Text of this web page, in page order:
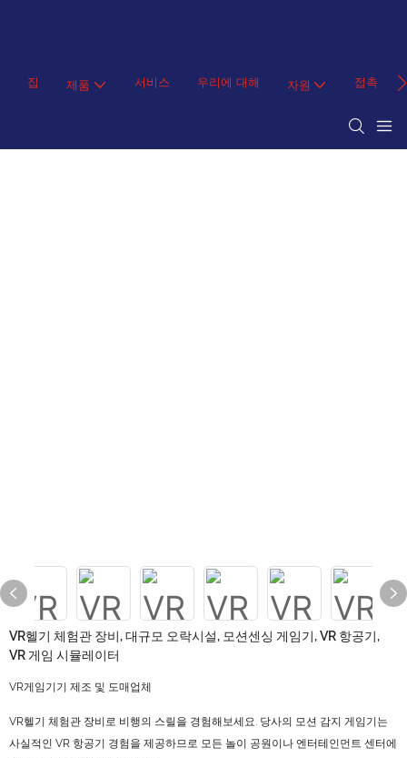
집 제품 서비스 우리에 대해 자원 접촉
VR헬기 체험관 장비, 대규모 오락시설, 모션센싱 게임기, VR 항공기,
VR 게임 시뮬레이터
VR게임기기 제조 및 도매업체
VR헬기 체험관 장비로 비행의 스릴을 경험해보세요. 당사의 모션 감지 게임기는
사실적인 VR 항공기 경험을 제공하므로 모든 놀이 공원이나 엔터테인먼트 센터에